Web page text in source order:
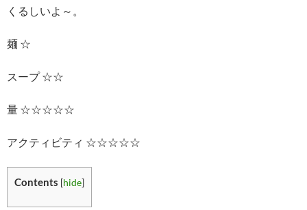
くるしいよ～。
麺 ☆
スープ ☆☆
量 ☆☆☆☆☆
アクティビティ ☆☆☆☆☆
Contents [hide]